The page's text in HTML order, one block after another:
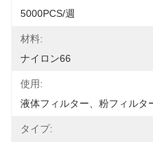
5000PCS/週
材料:
ナイロン66
使用:
液体フィルター、粉フィルタ
タイプ: